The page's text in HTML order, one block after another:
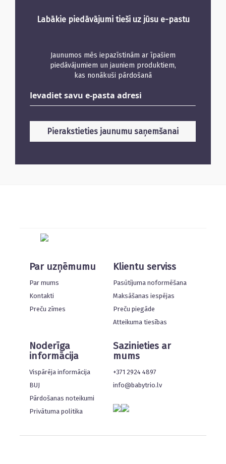
Labākie piedāvājumi tieši uz jūsu e-pastu
Jaunumos mēs iepazīstinām ar īpašiem
piedāvājumiem un jauniem produktiem,
kas nonākuši pārdošanā
jaunumus
Pierakstieties jaunumu saņemšanai
Par uzņēmumu
Par mums
Kontakti
Preču zīmes
Klientu serviss
Pasūtījuma noformēšana
Maksāšanas iespējas
Preču piegāde
Atteikuma tiesības
Noderīga
informācija
Vispārēja informācija
BUJ
Pārdošanas noteikumi
Privātuma politika
Sazinieties ar
mums
+371 2924 4897
info@babytrio.lv